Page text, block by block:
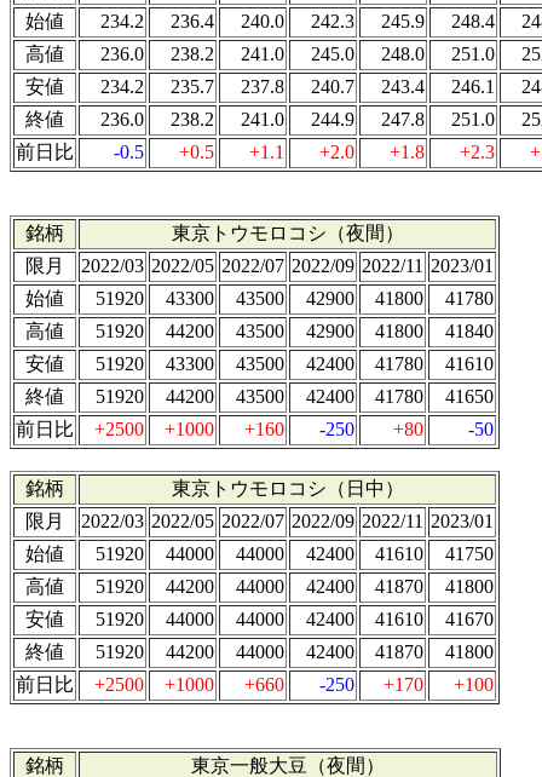
始値
234.2 236.4 240.0 242.3 245.9 248.4
高値
236.0 238.2 241.0 245.0 248.0 251.0
安値
234.2 235.7 237.8 240.7 243.4 246.1
終値
236.0 238.2 241.0 244.9 247.8 251.0
前日比
-0.5 +0.5 +1.1 +2.0 +1.8 +2.3
銘柄
東京トウモロコシ（夜間）
限月
2022/03 2022/05 2022/07 2022/09 2022/11 2023/01
始値
51920 43300 43500 42900 41800
41780
高値
51920 44200 43500 42900 41800
41840
安値
51920 43300 43500 42400 41780
41610
終値
51920 44200 43500 42400 41780
41650
前日比
+2500 +1000 +160 -250 +80 -50
銘柄
東京トウモロコシ（日中）
限月
2022/03 2022/05 2022/07 2022/09 2022/11 2023/01
始値
51920 44000 44000 42400 41610
41750
高値
51920 44200 44000 42400 41870
41800
安値
51920 44000 44000 42400 41610
41670
終値
51920 44200 44000 42400 41870
41800
前日比
+2500 +1000 +660 -250 +170 +100
銘柄
東京一般大豆（夜間）